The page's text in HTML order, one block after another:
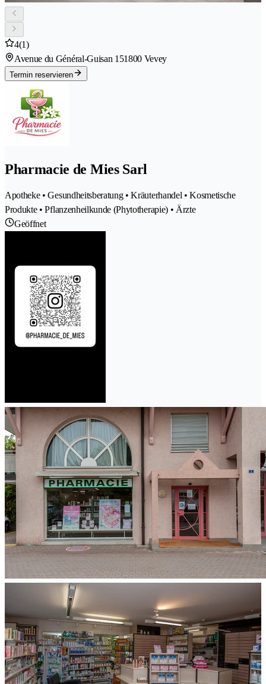
4(1)
Avenue du Général-Guisan 151800 Vevey
Termin reservieren
Pharmacie de Mies Sarl
Apotheke • Gesundheitsberatung • Kräuterhandel • Kosmetische
Produkte • Pflanzenheilkunde (Phytotherapie) • Ärzte
Geöffnet